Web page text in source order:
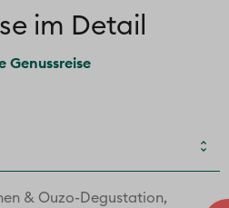
im Detail
Genussreise
& Ouzo-Degustation,